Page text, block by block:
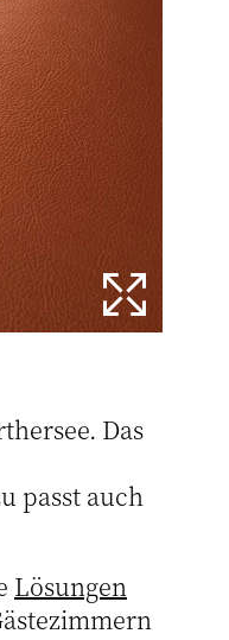
Das
passt auch
Lösungen